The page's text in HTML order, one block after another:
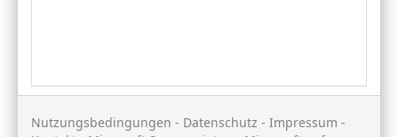
Nutzungsbedingungen - Datenschutz - Impressum -